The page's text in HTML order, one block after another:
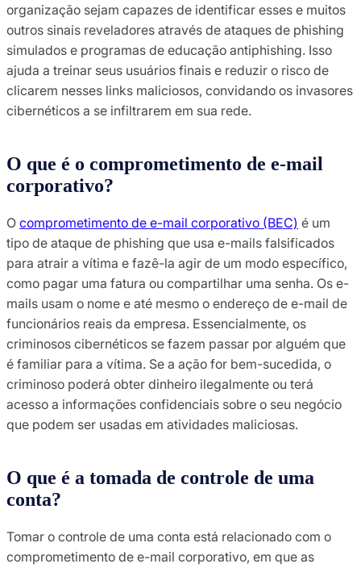
organização sejam capazes de identificar esses e muitos
outros sinais reveladores através de ataques de phishing
simulados e programas de educação antiphishing. Isso
ajuda a treinar seus usuários finais e reduzir o risco de
clicarem nesses links maliciosos, convidando os invasores
cibernéticos a se infiltrarem em sua rede.
O que é o comprometimento de e-mail
corporativo?
O comprometimento de e-mail corporativo (BEC) é um
tipo de ataque de phishing que usa e-mails falsificados
para atrair a vítima e fazê-la agir de um modo específico,
como pagar uma fatura ou compartilhar uma senha. Os e-
mails usam o nome e até mesmo o endereço de e-mail de
funcionários reais da empresa. Essencialmente, os
criminosos cibernéticos se fazem passar por alguém que
é familiar para a vítima. Se a ação for bem-sucedida, o
criminoso poderá obter dinheiro ilegalmente ou terá
acesso a informações confidenciais sobre o seu negócio
que podem ser usadas em atividades maliciosas.
O que é a tomada de controle de uma
conta?
Tomar o controle de uma conta está relacionado com o
comprometimento de e-mail corporativo, em que as